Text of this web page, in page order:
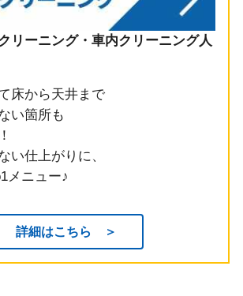
リーニング・車内クリーニング人
床から天井まで
い箇所も
い仕上がりに、
メニュー♪
詳細はこちら ＞